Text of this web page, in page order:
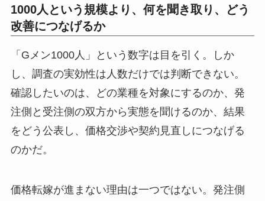
1000人という規模より、何を聞き取り、どう
改善につなげるか
「Gメン1000人」という数字は目を引く。しか
し、調査の実効性は人数だけでは判断できない。
確認したいのは、どの業種を対象にするのか、発
注側と受注側の双方から実態を聞けるのか、結果
をどう公表し、価格交渉や契約見直しにつなげる
のかだ。
価格転嫁が進まない理由は一つではない。発注側